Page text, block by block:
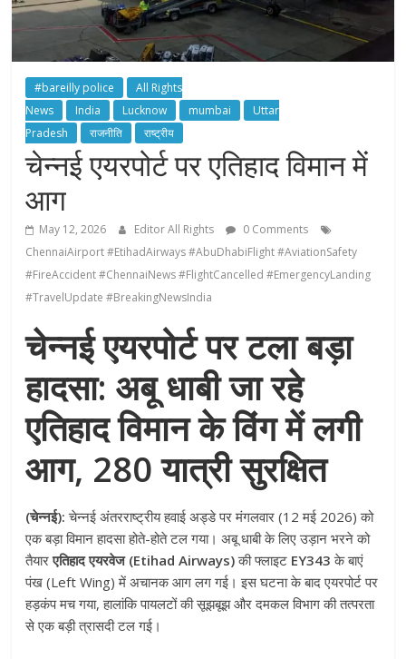
#bareilly police
All Rights
News
India Lucknow mumbai
Uttar
Pradesh
राजनीति राष्ट्रीय
चेन्नई एयरपोर्ट पर एतिहाद विमान में
आग
May 12, 2026 Editor All Rights
0 Comments
ChennaiAirport #EtihadAirways #AbuDhabiFlight #AviationSafety
#FireAccident #ChennaiNews #FlightCancelled #EmergencyLanding
#TravelUpdate #BreakingNewsIndia
चेन्नई एयरपोर्ट पर टला बड़ा
हादसा: अबू धाबी जा रहे
एतिहाद विमान के विंग में लगी
आग, 280 यात्री सुरक्षित
(चेन्नई): चेन्नई अंतरराष्ट्रीय हवाई अड्डे पर मंगलवार (12 मई 2026) को
एक बड़ा विमान हादसा होते-होते टल गया। अबू धाबी के लिए उड़ान भरने को
तैयारएतिहाद एयरवेज (Etihad Airways)की फ्लाइट EY343 के बाएं
पंख (Left Wing) में अचानक आग लग गई। इस घटना के बाद एयरपोर्ट पर
हड़कंप मच गया, हालांकि पायलटों की सूझबूझ और दमकल विभाग की तत्परता
से एक बड़ी त्रासदी टल गई।